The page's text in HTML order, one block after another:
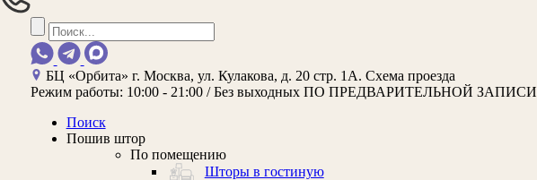
БЦ «Орбита» г. Москва, ул. Кулакова, д. 20 стр. 1А. Схема проезда
Режим работы: 10:00 - 21:00 / Без выходных ПО ПРЕДВАРИТЕЛЬНОЙ ЗАПИСИ
Поиск
Пошив штор
По помещению
Шторы в гостиную